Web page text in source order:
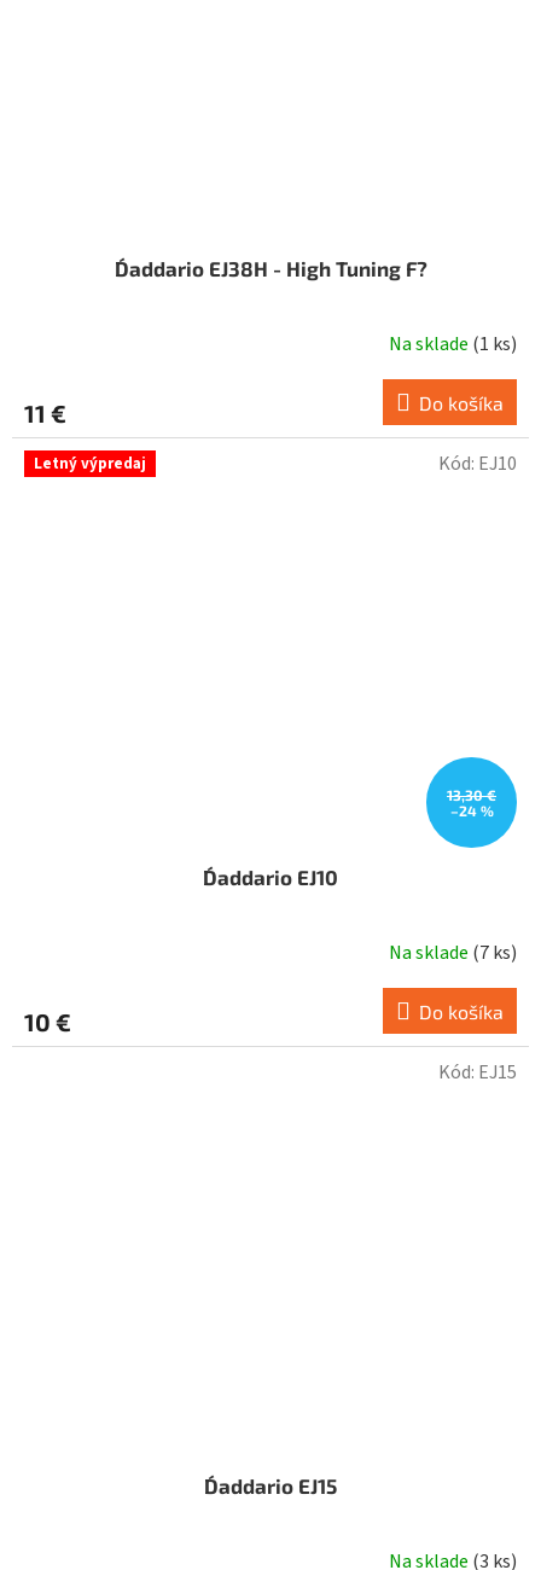
D´addario EJ38H - High Tuning F?
Na sklade (1 ks)
11 € Do košíka
Letný výpredaj
13,30 €
–24 %
D´addario EJ10
Na sklade (7 ks)
10 € Do košíka
Kód: EJ10
D´addario EJ15
Na sklade (3 ks)
Kód: EJ15